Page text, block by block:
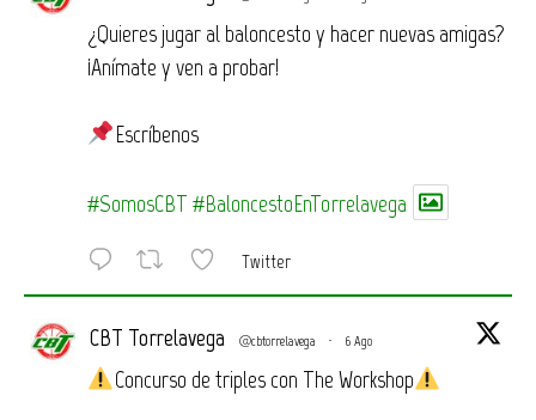
¿Quieres jugar al baloncesto y hacer nuevas amigas?
¡Anímate y ven a probar!
Escríbenos
#SomosCBT #BaloncestoEnTorrelavega
Twitter
CBT Torrelavega @cbtorrelavega · 6 Ago
Concurso de triples con The Workshop